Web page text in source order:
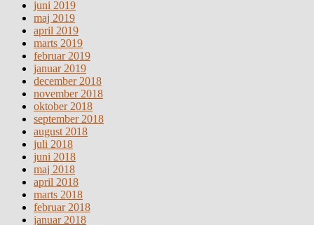
juni 2019
maj 2019
april 2019
marts 2019
februar 2019
januar 2019
december 2018
november 2018
oktober 2018
september 2018
august 2018
juli 2018
juni 2018
maj 2018
april 2018
marts 2018
februar 2018
januar 2018